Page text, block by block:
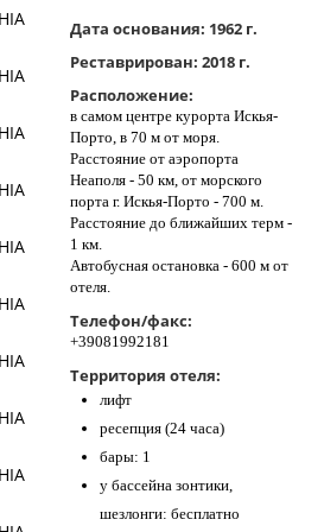
Дата основания: 1962 г.
Реставрирован: 2018 г.
Расположение:
в самом центре курорта Искья-
Порто, в 70 м от моря.
Расстояние от аэропорта
Неаполя - 50 км, от морского
порта г. Искья-Порто - 700 м.
Расстояние до ближайших терм -
1 км.
Автобусная остановка - 600 м от
отеля.
Телефон/факс:
+39081992181
Территория отеля:
лифт
ресепция (24 часа)
бары: 1
у бассейна зонтики,
шезлонги: бесплатно